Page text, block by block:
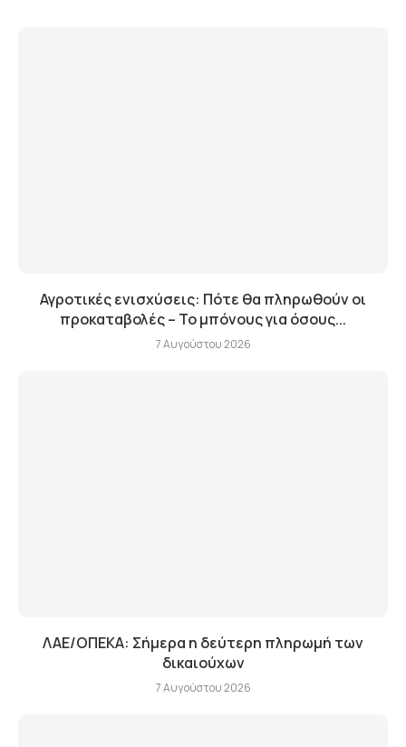
Αγροτικές ενισχύσεις: Πότε θα πληρωθούν οι
προκαταβολές – Το μπόνους για όσους...
7 Αυγούστου 2026
ΛΑΕ/ΟΠΕΚΑ: Σήμερα η δεύτερη πληρωμή των
δικαιούχων
7 Αυγούστου 2026